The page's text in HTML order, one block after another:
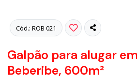
Cód.: ROB 021
Galpão para alugar
Beberibe, 600m²